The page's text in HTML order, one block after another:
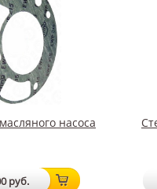
насоса
руб.